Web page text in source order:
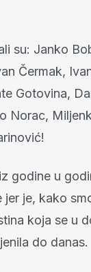
su: Janko
Čermak,
Gotovina,
Norac,
godine u
jer je, kako
koja se u
do danas.